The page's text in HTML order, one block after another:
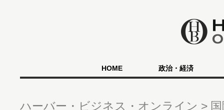
HOME 政治・経済
ハーバー・ビジネス・オンライン